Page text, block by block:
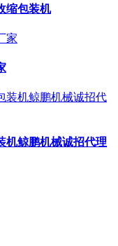
缩包装机
机鲸鹏机械诚招代理